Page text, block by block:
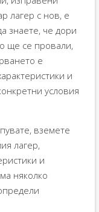
лагер с нов, е
знаете, че дори
ще се провали,
е
и
условия
вземете
лагер,
и
няколко